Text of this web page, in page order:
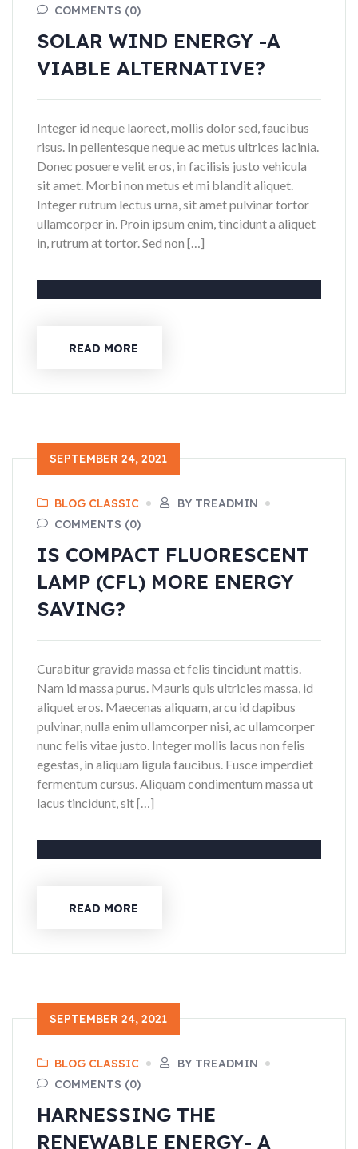
COMMENTS (0)
SOLAR WIND ENERGY -A
VIABLE ALTERNATIVE?
Integer id neque laoreet, mollis dolor sed, faucibus
risus. In pellentesque neque ac metus ultrices lacinia.
Donec posuere velit eros, in facilisis justo vehicula
sit amet. Morbi non metus et mi blandit aliquet.
Integer rutrum lectus urna, sit amet pulvinar tortor
ullamcorper in. Proin ipsum enim, tincidunt a aliquet
in, rutrum at tortor. Sed non […]
READ MORE
SEPTEMBER 24, 2021
BLOG CLASSIC
BY TREADMIN
COMMENTS (0)
IS COMPACT FLUORESCENT
LAMP (CFL) MORE ENERGY
SAVING?
Curabitur gravida massa et felis tincidunt mattis.
Nam id massa purus. Mauris quis ultricies massa, id
aliquet eros. Maecenas aliquam, arcu id dapibus
pulvinar, nulla enim ullamcorper nisi, ac ullamcorper
nunc felis vitae justo. Integer mollis lacus non felis
egestas, in aliquam ligula faucibus. Fusce imperdiet
fermentum cursus. Aliquam condimentum massa ut
lacus tincidunt, sit […]
READ MORE
SEPTEMBER 24, 2021
BLOG CLASSIC
BY TREADMIN
COMMENTS (0)
HARNESSING THE
RENEWABLE ENERGY- A